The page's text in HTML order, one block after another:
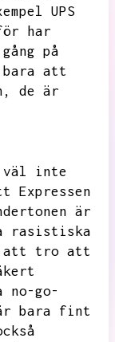
UPS
har
på
att
de är
väl inte
Expressen
är
rasistiska
att tro att
go-
bara fint